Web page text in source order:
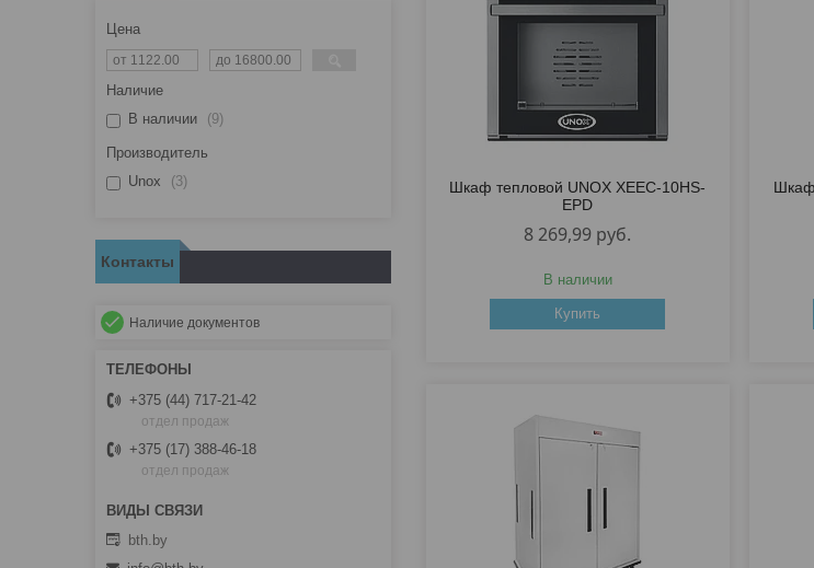
Шкаф тепловой UNOX XEEC-10HS-
EPD
8 269,99 руб.
В наличии
Купить
Шкаф
Цена
Наличие
В наличии
9
Производитель
Unox
3
Контакты
Наличие документов
+375 (44) 717-21-42
отдел продаж
+375 (17) 388-46-18
отдел продаж
bth.by